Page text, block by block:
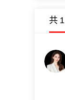
共 1